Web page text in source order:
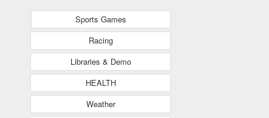
Sports Games
Racing
Libraries & Demo
HEALTH
Weather